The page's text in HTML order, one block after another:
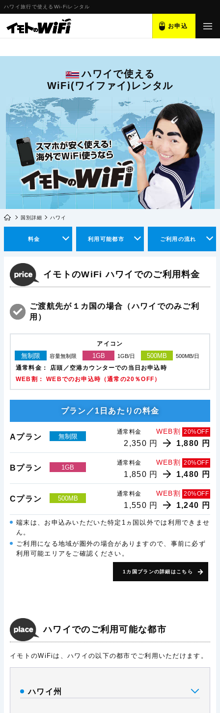
ハワイ旅行で使えるWi-Fiレンタル
お申込
ハワイで使える
WiFi(ワイファイ)レンタル
国別詳細 ハワイ
料金 利用可能都市 ご利用の流れ
イモトのWiFi ハワイでのご利用料金
ご渡航先が１カ国の場合（ハワイでのみご利
用）
アイコン
無制限 容量無制限 1GB 1GB/日 500MB 500MB/日
通常料金：
店頭／空港カウンターでの当日お申込時
WEB割： WEBでのお申込時（通常の20％OFF）
プラン／1日あたりの料金
Aプラン 無制限
通常料金 WEB割 20%OFF
2,350 円 1,880 円
Bプラン 1GB
通常料金 WEB割 20%OFF
1,850 円 1,480 円
Cプラン 500MB
通常料金 WEB割 20%OFF
1,550 円 1,240 円
端末は、お申込みいただいた特定1ヵ国以外では利用できませ
ん。
ご利用になる地域が圏外の場合がありますので、事前に必ず
利用可能エリアをご確認ください。
1カ国プランの詳細はこちら
ハワイでのご利用可能な都市
イモトのWiFiは、ハワイの以下の都市でご利用いただけます。
ハワイ州